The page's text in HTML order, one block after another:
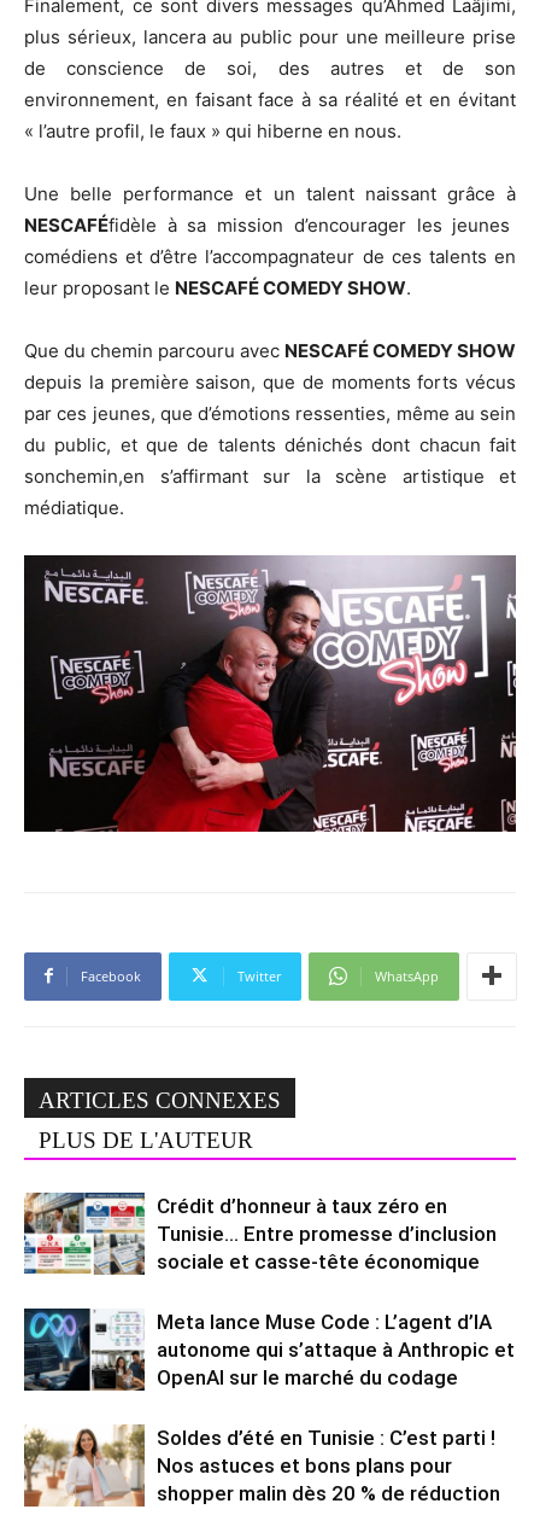
Finalement, ce sont divers messages qu’Ahmed Laâjimi,
plus sérieux, lancera au public pour une meilleure prise
de conscience de soi, des autres et de son
environnement, en faisant face à sa réalité et en évitant
« l’autre profil, le faux » qui hiberne en nous.
Une belle performance et un talent naissant grâce à
NESCAFÉfidèle à sa mission d’encourager les jeunes
comédiens et d’être l’accompagnateur de ces talents en
leur proposant le NESCAFÉ COMEDY SHOW.
Que du chemin parcouru avec NESCAFÉ COMEDY SHOW
depuis la première saison, que de moments forts vécus
par ces jeunes, que d’émotions ressenties, même au sein
du public, et que de talents dénichés dont chacun fait
sonchemin,en s’affirmant sur la scène artistique et
médiatique.
Facebook Twitter WhatsApp
ARTICLES CONNEXES
PLUS DE L'AUTEUR
Crédit d’honneur à taux zéro en
Tunisie… Entre promesse d’inclusion
sociale et casse-tête économique
Meta lance Muse Code : L’agent d’IA
autonome qui s’attaque à Anthropic et
OpenAI sur le marché du codage
Soldes d’été en Tunisie : C’est parti !
Nos astuces et bons plans pour
shopper malin dès 20 % de réduction